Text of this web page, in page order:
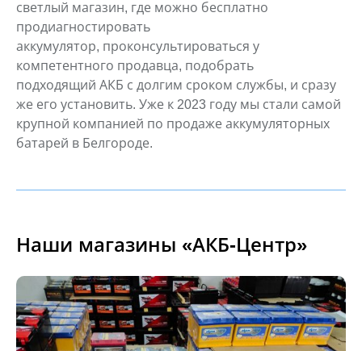
светлый магазин, где можно бесплатно
продиагностировать
аккумулятор, проконсультироваться у
компетентного продавца, подобрать
подходящий АКБ с долгим сроком службы, и сразу
же его установить. Уже к 2023 году мы стали самой
крупной компанией по продаже аккумуляторных
батарей в Белгороде.
Наши магазины «АКБ-Центр»